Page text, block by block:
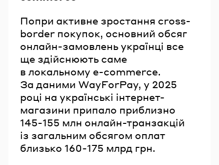
Попри активне зростання cross-
border покупок, основний обсяг
онлайн-замовлень українці все
ще здійснюють саме
в локальному e-commerce.
За даними WayForPay, у 2025
році на українські інтернет-
магазини припало приблизно
145-155 млн онлайн-транзакцій
із загальним обсягом оплат
близько 160-175 млрд грн.